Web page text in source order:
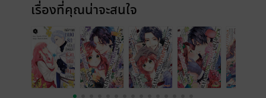
เรื่องที่คุณน่าจะสนใจ